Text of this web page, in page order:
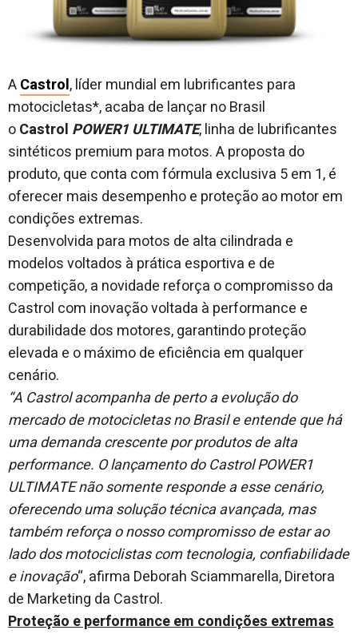
ACastrol, líder mundial em lubrificantes para
motocicletas*, acaba de lançar no Brasil
oCastrol POWER1 ULTIMATE, linha de lubrificantes
sintéticos premium para motos. A proposta do
produto, que conta com fórmula exclusiva 5 em 1, é
oferecer mais desempenho e proteção ao motor em
condições extremas.
Desenvolvida para motos de alta cilindrada e
modelos voltados à prática esportiva e de
competição, a novidade reforça o compromisso da
Castrol com inovação voltada à performance e
durabilidade dos motores, garantindo proteção
elevada e o máximo de eficiência em qualquer
cenário.
“A Castrol acompanha de perto a evolução do
mercado de motocicletas no Brasil e entende que há
uma demanda crescente por produtos de alta
performance. O lançamento do Castrol POWER1
ULTIMATE não somente responde a esse cenário,
oferecendo uma solução técnica avançada, mas
também reforça o nosso compromisso de estar ao
lado dos motociclistas com tecnologia, confiabilidade
e inovação“, afirma Deborah Sciammarella, Diretora
de Marketing da Castrol.
Proteção e performance em condições extremas